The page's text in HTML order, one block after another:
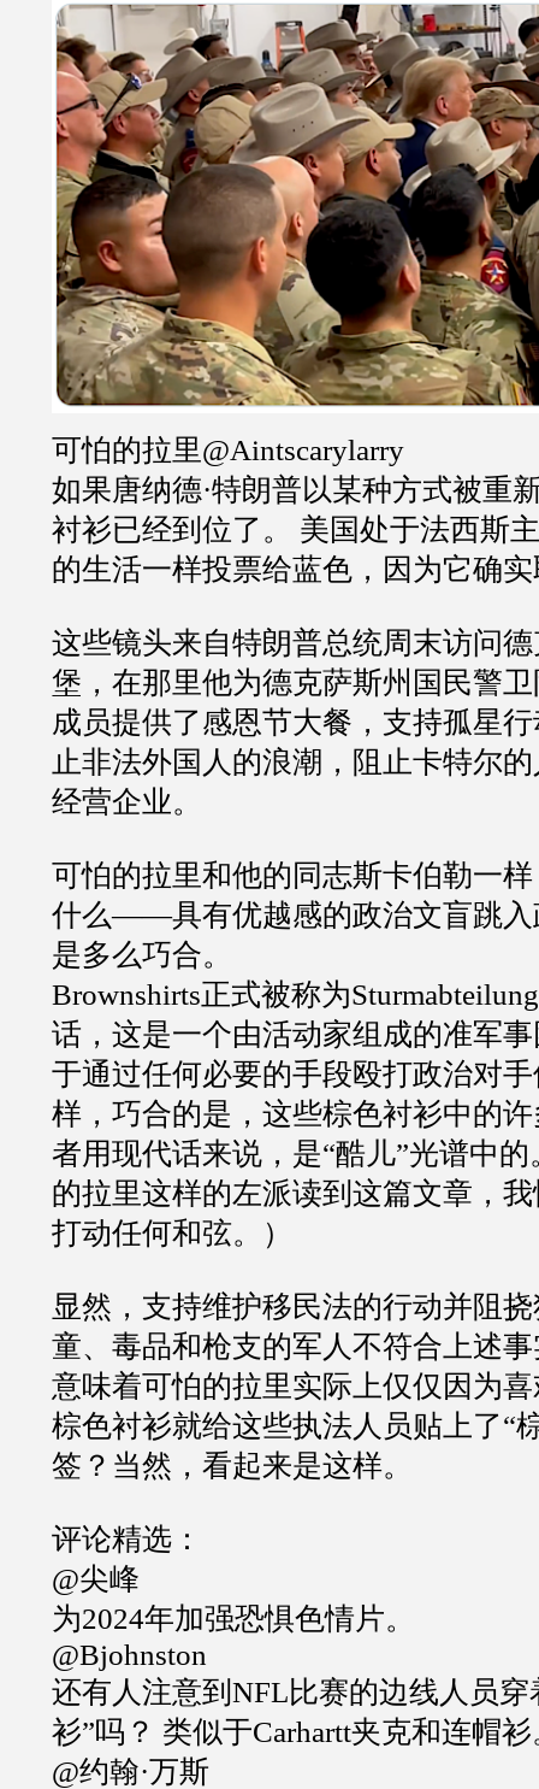
可怕的拉里@Aintscarylarry
如果唐纳德·特朗普以某种方式被重
衬衫已经到位了。 美国处于法西斯
的生活一样投票给蓝色，因为它确
这些镜头来自特朗普总统周末访问
堡，在那里他为德克萨斯州国民警
成员提供了感恩节大餐，支持孤星
止非法外国人的浪潮，阻止卡特尔
经营企业。
可怕的拉里和他的同志斯卡伯勒一
什么——具有优越感的政治文盲跳入
是多么巧合。
Brownshirts正式被称为
话，这是一个由活动家组成的准军
于通过任何必要的手段殴打政治对
样，巧合的是，这些棕色衬衫中的
者用现代话来说，是“酷儿”光谱中
的拉里这样的左派读到这篇文章，
打动任何和弦。）
显然，支持维护移民法的行动并阻
童、毒品和枪支的军人不符合上述
意味着可怕的拉里实际上仅仅因为
棕色衬衫就给这些执法人员贴上了“
签？当然，看起来是这样。
评论精选：
@尖峰
为2024年加强恐惧色情片。
@Bjohnston
还有人注意到NFL比赛的边线人员穿
衫”吗？ 类似于Carhartt夹克和连帽
@约翰·万斯